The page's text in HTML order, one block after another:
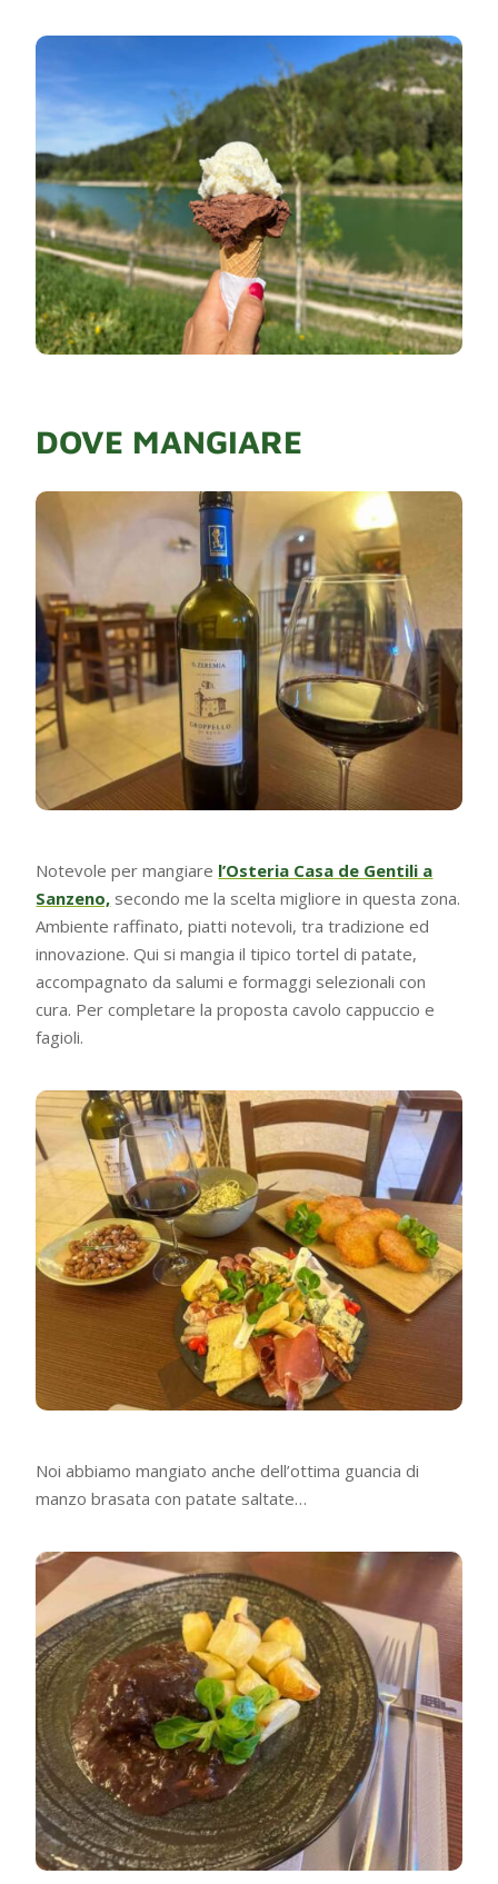
DOVE MANGIARE
Notevole per mangiare l’Osteria Casa de Gentili a
Sanzeno, secondo me la scelta migliore in questa zona.
Ambiente raffinato, piatti notevoli, tra tradizione ed
innovazione. Qui si mangia il tipico tortel di patate,
accompagnato da salumi e formaggi selezionali con
cura. Per completare la proposta cavolo cappuccio e
fagioli.
Noi abbiamo mangiato anche dell’ottima guancia di
manzo brasata con patate saltate…